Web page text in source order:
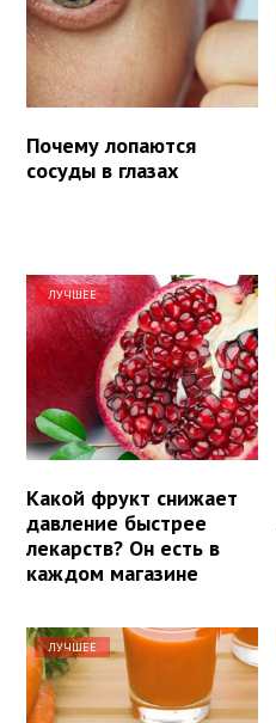
Почему лопаются
сосуды в глазах
ЛУЧШЕЕ
Какой фрукт снижает
давление быстрее
лекарств? Он есть в
каждом магазине
ЛУЧШЕЕ